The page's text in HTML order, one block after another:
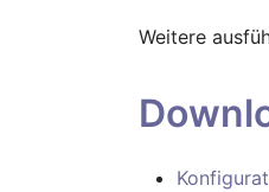
Weitere